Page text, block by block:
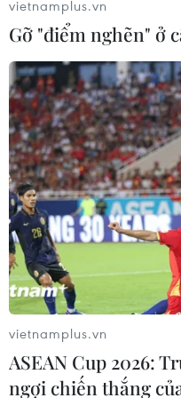
Đồng Nai: Gần
cứu sau khi ăn
25/06/2021 09:06
Rạng sáng 22/6, Bệnh
Khánh lần lượt tiếp
đau đầu, buồn nôn,
bánh mì nhân pate, chả,
vietnamplus.vn
Gỡ "điểm nghẽn" ở
vietnamplus.vn
ASEAN Cup 2026:
ngợi chiến thắng